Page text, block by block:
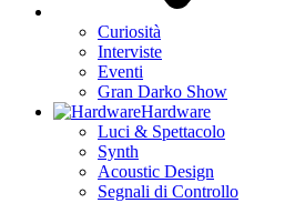
Curiosità
Interviste
Eventi
Gran Darko Show
Hardware
Luci & Spettacolo
Synth
Acoustic Design
Segnali di Controllo